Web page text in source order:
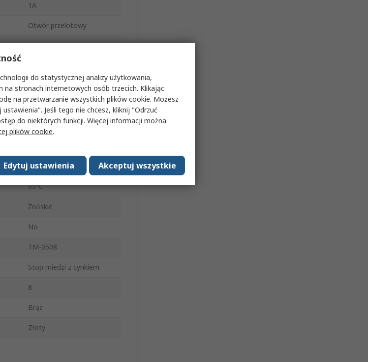
1A
Otwór przelotowy
Miniature
Ekranowane
Kąt prosty
100V ac
-25°C
85°C
Żeńskie
No
TM-0508
Stop miedzi z cynkiem
8
Brąz
Złoty
do statystycznej analizy użytkowania,
na stronach internetowych osób trzecich. Klikając
na przetwarzanie wszystkich plików cookie. Możesz
Jeśli tego nie chcesz, kliknij "Odrzuć
do niektórych funkcji. Więcej informacji można
plików cookie.
Akceptuj wszystkie
Edytuj ustawienia